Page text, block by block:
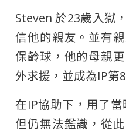
Steven 於23歲入獄
信他的親友。並有
保齡球，他的母親
外求援，並成為IP第
在IP協助下，用了當
但仍無法鑑識，從